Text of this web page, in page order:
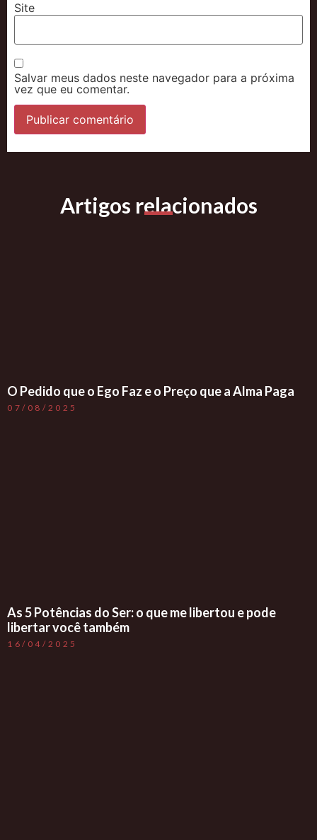
Site
Salvar meus dados neste navegador para a próxima
vez que eu comentar.
Artigos relacionados
O Pedido que o Ego Faz e o Preço que a Alma Paga
07/08/2025
As 5 Potências do Ser: o que me libertou e pode
libertar você também
16/04/2025